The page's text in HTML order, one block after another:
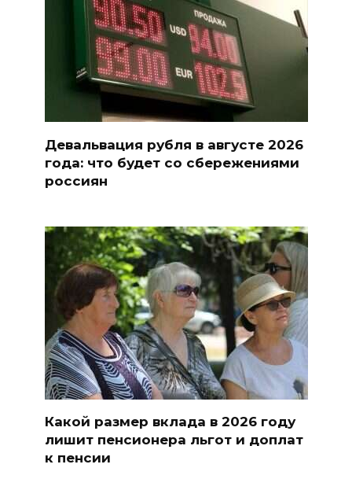
Девальвация рубля в августе 2026
года: что будет со сбережениями
россиян
Какой размер вклада в 2026 году
лишит пенсионера льгот и доплат
к пенсии